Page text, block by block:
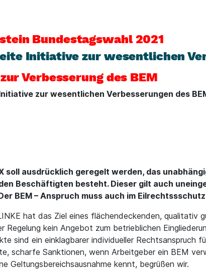
Bundestagswahl 2021
Initiative zur wesentlichen
Verbesserung des BEM
zur wesentlichen Verbesserungen des
IX soll ausdrücklich geregelt werden, das
Beschäftigten besteht. Dieser gilt auch
BEM – Anspruch muss auch im
hat das Ziel eines flächendeckenden,
Regelung kein Angebot zum betrieblichen
sind ein einklagbarer individueller
scharfe Sanktionen, wenn Arbeitgeber ein BEM
Geltungsbereichsausnahme kennt, begrüßen wir.